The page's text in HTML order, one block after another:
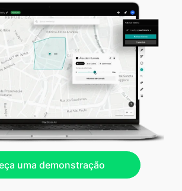
uma demonstração